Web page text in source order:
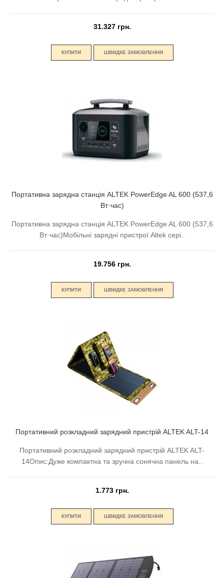
31.327 грн.
КУПИТИ ШВИДКЕ ЗАМОВЛЕННЯ
Портативна зарядна станція ALTEK PowerEdge AL 600 (537,6
Вт·час)
Портативна зарядна станція ALTEK PowerEdge AL 600 (537,6
Вт·час)Мобільні зарядні пристрої Altek сері..
19.756 грн.
КУПИТИ ШВИДКЕ ЗАМОВЛЕННЯ
Портативний розкладний зарядний пристрій ALTEK ALT-14
Портативний розкладний зарядний пристрій ALTEK ALT-
14Опис:Дуже компактна та зручна сонячна панель на..
1.773 грн.
КУПИТИ ШВИДКЕ ЗАМОВЛЕННЯ